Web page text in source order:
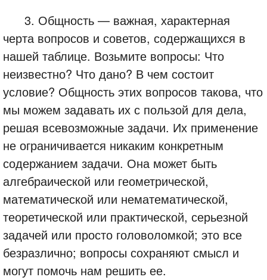
3. Общность — важная, характерная
черта вопросов и советов, содержащихся в
нашей таблице. Возьмите вопросы: Что
неизвестно? Что дано? В чем состоит
условие? Общность этих вопросов такова, что
мы можем задавать их с пользой для дела,
решая всевозможные задачи. Их применение
не ограничивается никаким конкретным
содержанием задачи. Она может быть
алгебраической или геометрической,
математической или нематематической,
теоретической или практической, серьезной
задачей или просто головоломкой; это все
безразлично; вопросы сохраняют смысл и
могут помочь нам решить ее.